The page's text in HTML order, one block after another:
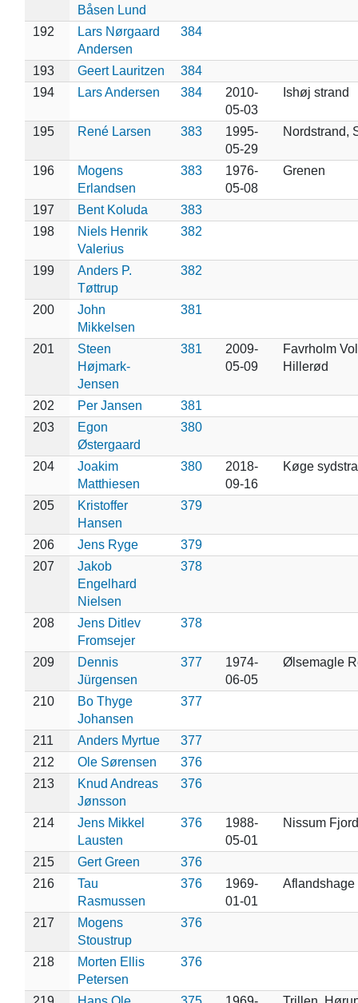
Båsen Lund
192
Lars Nørgaard
Andersen
384
193 Geert Lauritzen
384
194
Lars Andersen 384
2010-
05-03
Ishøj strand
195 René Larsen 383
1995-
05-29
Nordstrand,
196
Mogens
Erlandsen
383
1976-
05-08
Grenen
197 Bent Koluda
383
198
Niels Henrik
Valerius
382
199
Anders P.
Tøttrup
382
200
John
Mikkelsen
381
201
Steen
Højmark-
Jensen
381
2009-
05-09
Favrholm
Hillerød
202 Per Jansen
381
203
Egon
Østergaard
380
204
Joakim
Matthiesen
380
2018-
09-16
Køge
205
Kristoffer
Hansen
379
206 Jens Ryge
379
207
Jakob
Engelhard
Nielsen
378
208
Jens Ditlev
Fromsejer
378
209
Dennis
Jürgensen
377
1974-
06-05
Ølsemagle
210
Bo Thyge
Johansen
377
211 Anders Myrtue
377
212
Ole Sørensen
376
213
Knud Andreas
Jønsson
376
214
Jens Mikkel
Lausten
376
1988-
05-01
Nissum Fjord
215 Gert Green
376
216
Tau
Rasmussen
376
1969-
01-01
Aflandshage
217
Mogens
Stoustrup
376
218
Morten Ellis
Petersen
376